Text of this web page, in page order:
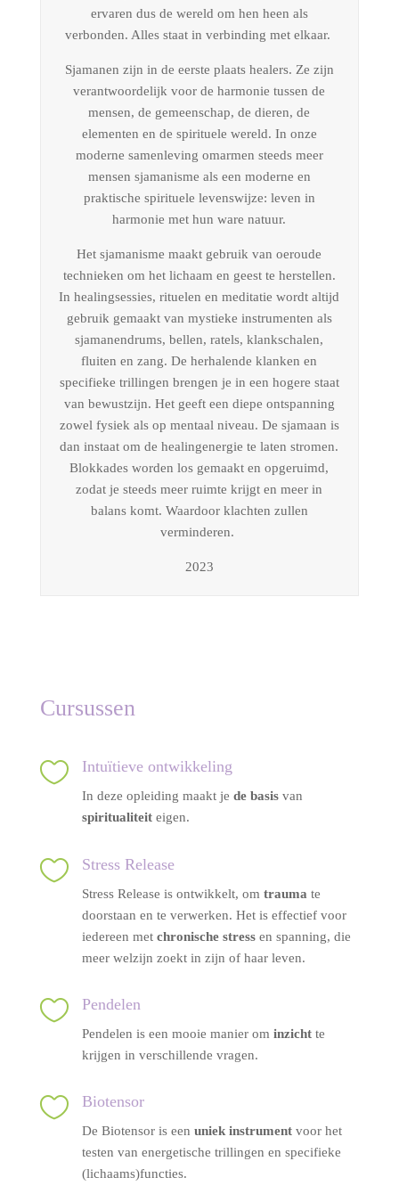
ervaren dus de wereld om hen heen als
verbonden. Alles staat in verbinding met elkaar.
Sjamanen zijn in de eerste plaats healers. Ze zijn
verantwoordelijk voor de harmonie tussen de
mensen, de gemeenschap, de dieren, de
elementen en de spirituele wereld. In onze
moderne samenleving omarmen steeds meer
mensen sjamanisme als een moderne en
praktische spirituele levenswijze: leven in
harmonie met hun ware natuur.
Het sjamanisme maakt gebruik van oeroude
technieken om het lichaam en geest te herstellen.
In healingsessies, rituelen en meditatie wordt altijd
gebruik gemaakt van mystieke instrumenten als
sjamanendrums, bellen, ratels, klankschalen,
fluiten en zang. De herhalende klanken en
specifieke trillingen brengen je in een hogere staat
van bewustzijn. Het geeft een diepe ontspanning
zowel fysiek als op mentaal niveau. De sjamaan is
dan instaat om de healingenergie te laten stromen.
Blokkades worden los gemaakt en opgeruimd,
zodat je steeds meer ruimte krijgt en meer in
balans komt. Waardoor klachten zullen
verminderen.
2023
Cursussen
 Intuïtieve ontwikkeling
In deze opleiding maakt je de basisvan
spiritualiteiteigen.
 Stress Release
Stress Release is ontwikkelt, om trauma te
doorstaan en te verwerken. Het is effectief voor
iedereen met chronische stressen spanning, die
meer welzijn zoekt in zijn of haar leven.​
 Pendelen
Pendelen is een mooie manier om inzichtte
krijgen in verschillende vragen.
 Biotensor
De Biotensor is een uniek instrumentvoor het
testen van energetische trillingen en specifieke
(lichaams)functies.